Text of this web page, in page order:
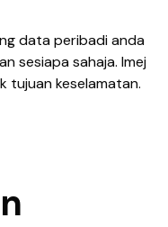
data peribadi anda
sesiapa sahaja. Imej
tujuan keselamatan.